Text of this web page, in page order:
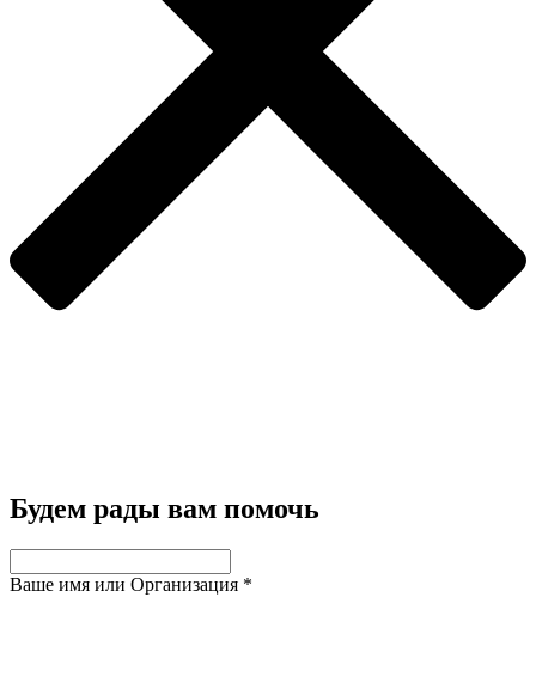
Будем рады вам помочь
Ваше имя или Организация *